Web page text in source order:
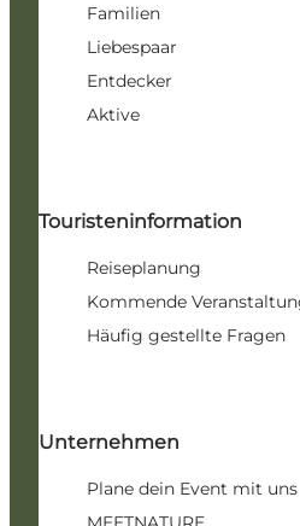
Familien
Liebespaar
Entdecker
Aktive
Touristeninformation
Reiseplanung
Kommende
Häufig gestellte Fragen
Unternehmen
Plane dein Event mit uns